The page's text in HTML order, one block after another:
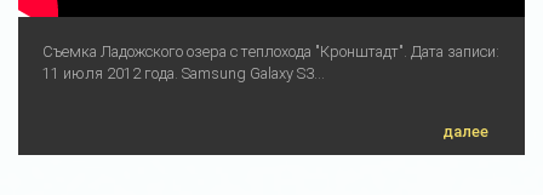
Съемка Ладожского озера с теплохода "Кронштадт". Дата записи:
11 июля 2012 года. Samsung Galaxy S3...
далее